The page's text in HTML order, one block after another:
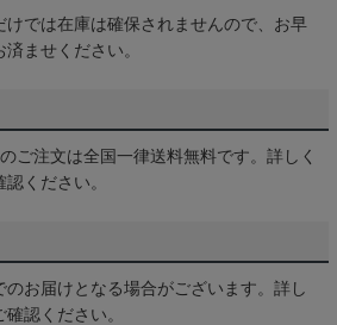
けでは在庫は確保されませんので、お早
ませください。
ご注文は全国一律送料無料です。詳しく
認ください。
お届けとなる場合がございます。詳し
確認ください。